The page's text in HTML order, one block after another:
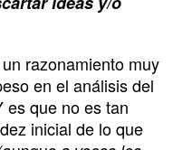
razonamiento muy
en el análisis del
es que no es tan
inicial de lo que